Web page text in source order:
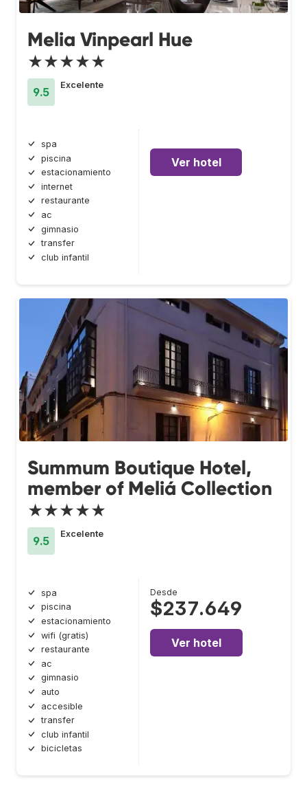
Melia Vinpearl Hue
★★★★★
9.5
Excelente
spa
piscina
estacionamiento
internet
restaurante
ac
gimnasio
transfer
club infantil
Ver hotel
Summum Boutique Hotel,
member of Meliá Collection
★★★★★
9.5
Excelente
spa
piscina
estacionamiento
wifi (gratis)
restaurante
ac
gimnasio
auto
accesible
transfer
club infantil
bicicletas
Desde
$237.649
Ver hotel